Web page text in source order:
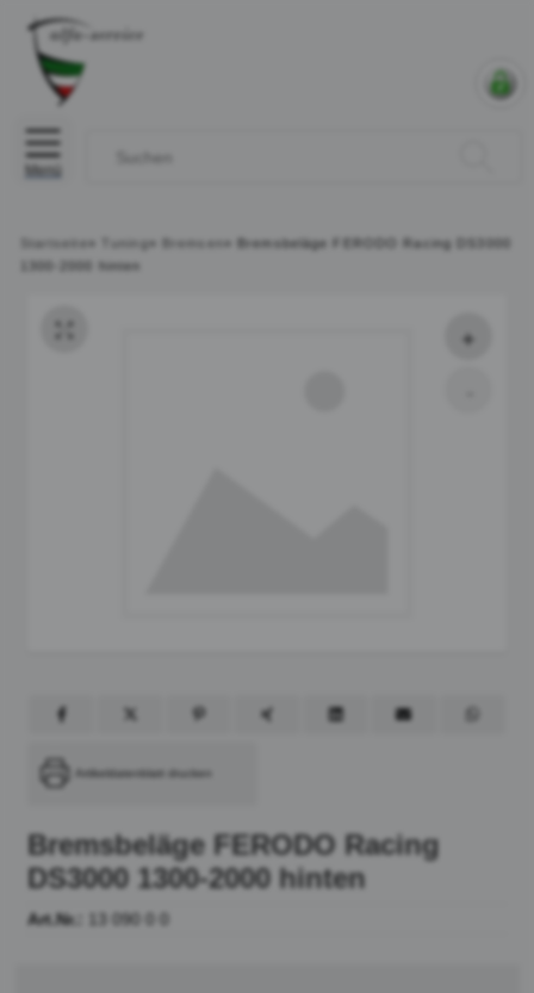
Menü
Startseite » Tuning» Bremsen »
Bremsbeläge FERODO Racing DS3000
1300-2000 hinten
Artikeldatenblatt drucken
Bremsbeläge FERODO Racing
DS3000 1300-2000 hinten
Art.Nr.: 13 090 0 0